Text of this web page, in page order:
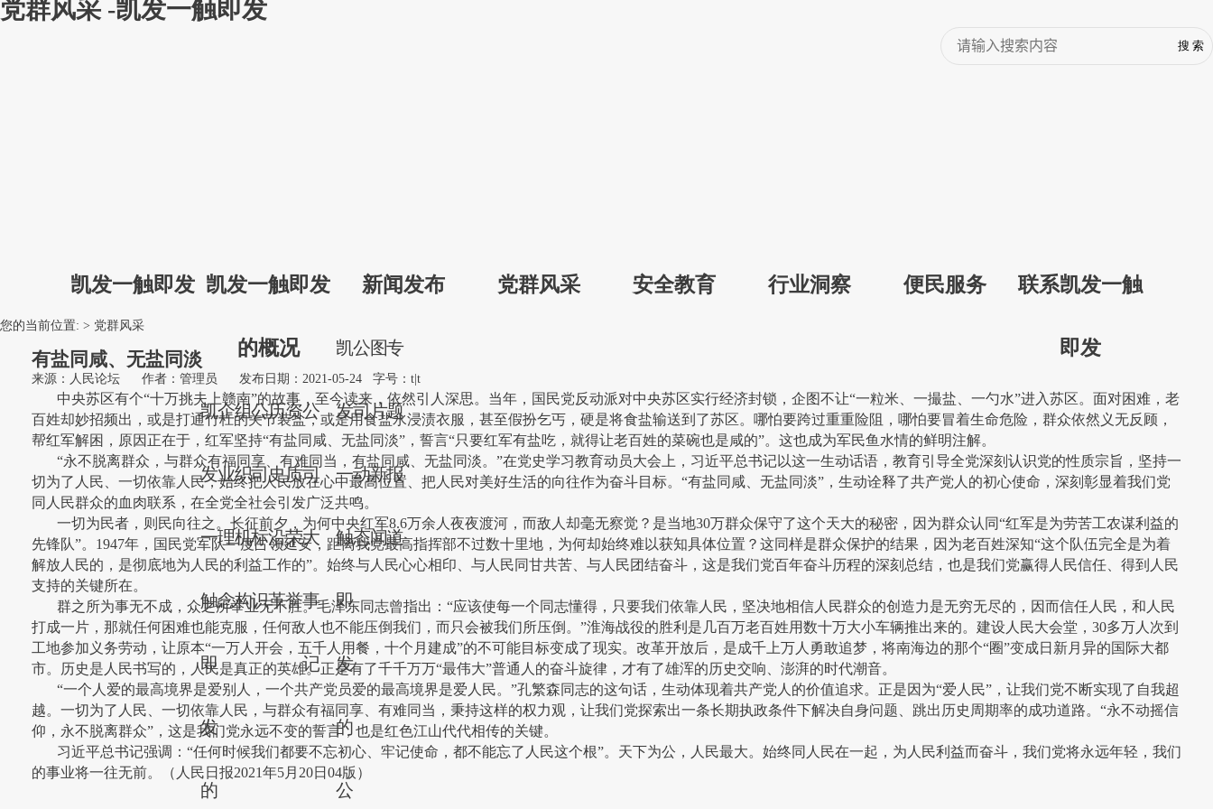
党群风采 -凯发一触即发
凯发一触即发 凯发一触即发
的概况
凯
发
一
触
即
发
的
企
业
理
念
组
织
机
构
公
司
标
识
历
史
沿
革
资
质
荣
誉
公
司
大
事
记
新闻发布
凯
发
一
触
即
发
的
公
公
司
动
态
图
片
新
闻
专
题
报
道
党群风采 安全教育 行业洞察 便民服务 联系凯发一触
即发
您的当前位置: > 党群风采
有盐同咸、无盐同淡
来源：人民论坛 作者：管理员 发布日期：2021-05-24 字号： t t
中央苏区有个“十万挑夫上赣南”的故事，至今读来，依然引人深思。当年，国民党反动派对中央苏区实行经济封锁，企图不让“一粒米、一撮盐、一勺水”进入苏区。面对困难，老
百姓却妙招频出，或是打通竹杠的关节装盐，或是用食盐水浸渍衣服，甚至假扮乞丐，硬是将食盐输送到了苏区。哪怕要跨过重重险阻，哪怕要冒着生命危险，群众依然义无反顾，
帮红军解困，原因正在于，红军坚持“有盐同咸、无盐同淡”，誓言“只要红军有盐吃，就得让老百姓的菜碗也是咸的”。这也成为军民鱼水情的鲜明注解。
“永不脱离群众，与群众有福同享、有难同当，有盐同咸、无盐同淡。”在党史学习教育动员大会上，习近平总书记以这一生动话语，教育引导全党深刻认识党的性质宗旨，坚持一
切为了人民、一切依靠人民，始终把人民放在心中最高位置、把人民对美好生活的向往作为奋斗目标。“有盐同咸、无盐同淡”，生动诠释了共产党人的初心使命，深刻彰显着我们党
同人民群众的血肉联系，在全党全社会引发广泛共鸣。
一切为民者，则民向往之。长征前夕，为何中央红军8.6万余人夜夜渡河，而敌人却毫无察觉？是当地30万群众保守了这个天大的秘密，因为群众认同“红军是为劳苦工农谋利益的
先锋队”。1947年，国民党军队一度占领延安，距离我党最高指挥部不过数十里地，为何却始终难以获知具体位置？这同样是群众保护的结果，因为老百姓深知“这个队伍完全是为着
解放人民的，是彻底地为人民的利益工作的”。始终与人民心心相印、与人民同甘共苦、与人民团结奋斗，这是我们党百年奋斗历程的深刻总结，也是我们党赢得人民信任、得到人民
支持的关键所在。
群之所为事无不成，众之所举业无不胜。毛泽东同志曾指出：“应该使每一个同志懂得，只要我们依靠人民，坚决地相信人民群众的创造力是无穷无尽的，因而信任人民，和人民
打成一片，那就任何困难也能克服，任何敌人也不能压倒我们，而只会被我们所压倒。”淮海战役的胜利是几百万老百姓用数十万大小车辆推出来的。建设人民大会堂，30多万人次到
工地参加义务劳动，让原本“一万人开会，五千人用餐，十个月建成”的不可能目标变成了现实。改革开放后，是成千上万人勇敢追梦，将南海边的那个“圈”变成日新月异的国际大都
市。历史是人民书写的，人民是真正的英雄。正是有了千千万万“最伟大”普通人的奋斗旋律，才有了雄浑的历史交响、澎湃的时代潮音。
“一个人爱的最高境界是爱别人，一个共产党员爱的最高境界是爱人民。”孔繁森同志的这句话，生动体现着共产党人的价值追求。正是因为“爱人民”，让我们党不断实现了自我超
越。一切为了人民、一切依靠人民，与群众有福同享、有难同当，秉持这样的权力观，让我们党探索出一条长期执政条件下解决自身问题、跳出历史周期率的成功道路。“永不动摇信
仰，永不脱离群众”，这是我们党永远不变的誓言，也是红色江山代代相传的关键。
习近平总书记强调：“任何时候我们都要不忘初心、牢记使命，都不能忘了人民这个根”。天下为公，人民最大。始终同人民在一起，为人民利益而奋斗，我们党将永远年轻，我们
的事业将一往无前。（人民日报2021年5月20日04版）